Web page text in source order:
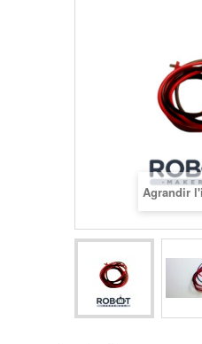
Agrandir